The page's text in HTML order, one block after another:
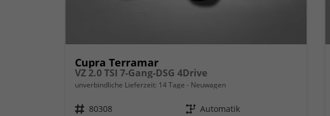
Cupra Terramar
VZ 2.0 TSI 7-Gang-DSG 4Drive
unverbindliche Lieferzeit: 14 Tage Neuwagen
Fahrzeugnr. 80308 Getriebe Automatik